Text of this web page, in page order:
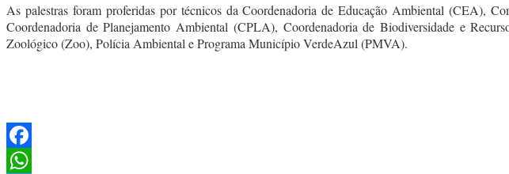
As palestras foram proferidas por técnicos da Coordenadoria de Educação Ambiental (CEA),
Coordenadoria de Planejamento Ambiental (CPLA), Coordenadoria de Biodiversidade e
Zoológico (Zoo), Polícia Ambiental e Programa Município VerdeAzul (PMVA).
Facebook